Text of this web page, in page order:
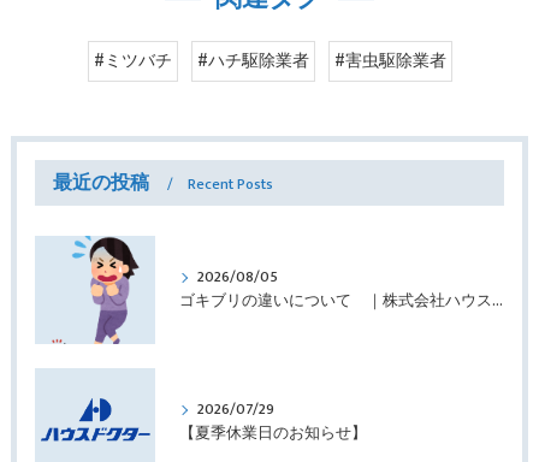
#ミツバチ #ハチ駆除業者 #害虫駆除業者
最近の投稿 Recent Posts
2026/08/05
ゴキブリの違いについて ｜株式会社ハウスドクター
2026/07/29
【夏季休業日のお知らせ】